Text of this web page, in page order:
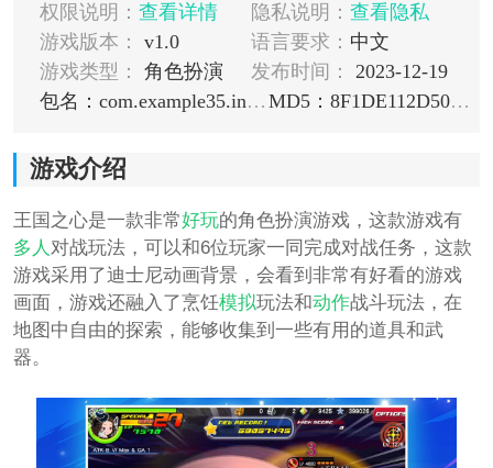
权限说明： 查看详情 隐私说明： 查看隐私
游戏版本：
v1.0 语言要求： 中文
游戏类型：
角色扮演 发布时间：
2023-12-19
包名：com.example35.inject
MD5：8F1DE112D50DB8EEE8B7A37F90417DAF
游戏介绍
王国之心是一款非常好玩的角色扮演游戏，这款游戏有
多人对战玩法，可以和6位玩家一同完成对战任务，这款
游戏采用了迪士尼动画背景，会看到非常有好看的游戏
画面，游戏还融入了烹饪模拟玩法和动作战斗玩法，在
地图中自由的探索，能够收集到一些有用的道具和武
器。